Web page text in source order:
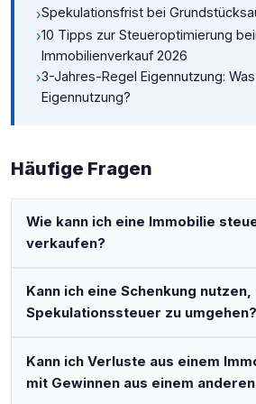
›Spekulationsfrist bei
›10 Tipps zur Steueroptimierung
Immobilienverkauf 2026
›3-Jahres-Regel Eigennutzung:
Eigennutzung?
Häufige Fragen
Wie kann ich eine Immobilie
verkaufen?
Kann ich eine Schenkung nutzen,
Spekulationssteuer zu umgehen?
Kann ich Verluste aus einem
mit Gewinnen aus einem